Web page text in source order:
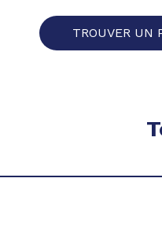
TROUVER UN